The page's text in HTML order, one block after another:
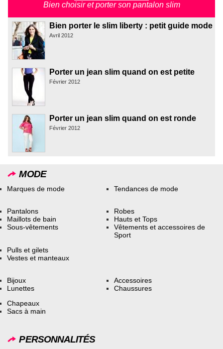
Bien choisir et porter son pantalon slim
Bien porter le slim liberty : petit guide mode
Avril 2012
Porter un jean slim quand on est petite
Février 2012
Porter un jean slim quand on est ronde
Février 2012
MODE
Marques de mode Tendances de mode
Pantalons
Maillots de bain
Sous-vêtements
Robes
Hauts et Tops
Vêtements et accessoires de
Sport
Pulls et gilets
Vestes et manteaux
Bijoux
Lunettes
Accessoires
Chaussures
Chapeaux
Sacs à main
PERSONNALITÉS